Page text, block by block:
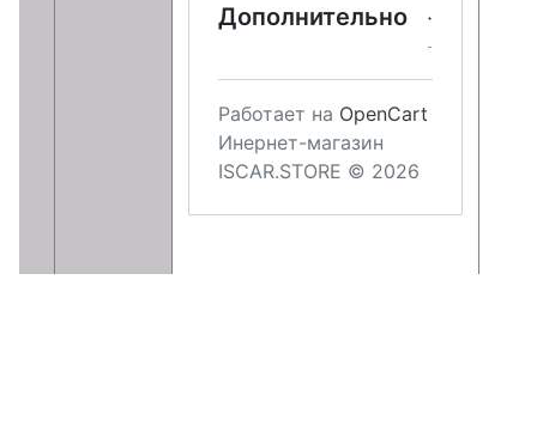
Дополнительно
Работает на OpenCart
Инернет-магазин
ISCAR.STORE © 2026